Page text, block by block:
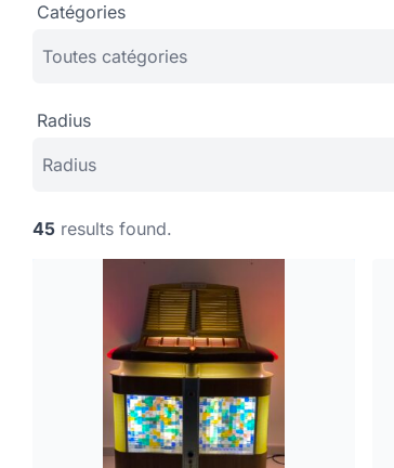
Catégories
Radius
45 results found.